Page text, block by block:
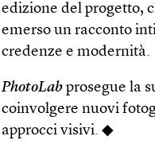
edizione del progetto,
emerso un racconto
credenze e modernità.
PhotoLab prosegue la
coinvolgere nuovi
approcci visivi. ◆